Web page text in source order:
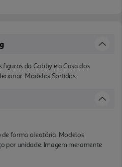
figuras da Gabby e a Casa dos
Modelos Sortidos.
forma aleatória. Modelos
por unidade. Imagem meramente